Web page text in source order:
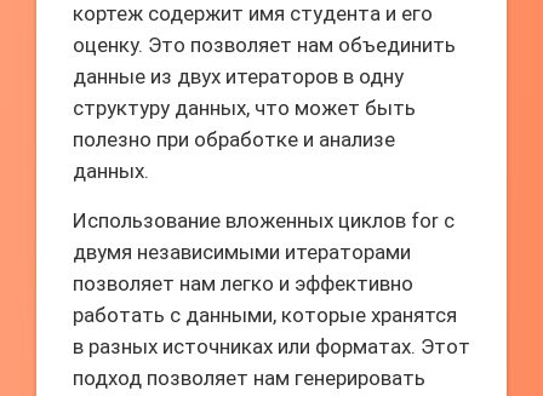
кортеж содержит имя студента и его
оценку. Это позволяет нам объединить
данные из двух итераторов в одну
структуру данных, что может быть
полезно при обработке и анализе
данных.
Использование вложенных циклов for с
двумя независимыми итераторами
позволяет нам легко и эффективно
работать с данными, которые хранятся
в разных источниках или форматах. Этот
подход позволяет нам генерировать